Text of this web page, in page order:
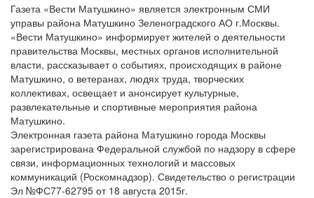
Газета «Вести Матушкино» является электронным СМИ
управы района Матушкино Зеленоградского АО г.Москвы.
«Вести Матушкино» информирует жителей о деятельности
правительства Москвы, местных органов исполнительной
власти, рассказывает о событиях, происходящих в районе
Матушкино, о ветеранах, людях труда, творческих
коллективах, освещает и анонсирует культурные,
развлекательные и спортивные мероприятия района
Матушкино.
Электронная газета района Матушкино города Москвы
зарегистрирована Федеральной службой по надзору в сфере
связи, информационных технологий и массовых
коммуникаций (Роскомнадзор). Свидетельство о регистрации
Эл №ФС77-62795 от 18 августа 2015г.